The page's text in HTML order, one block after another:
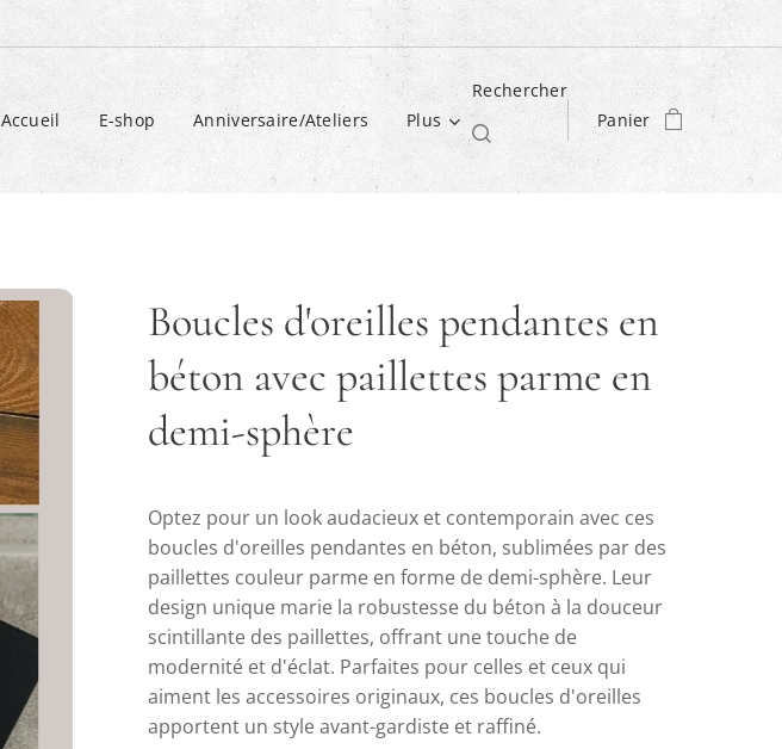
Accueil E-shop Anniversaire/Ateliers Plus
Rechercher
Panier
Boucles d'oreilles pendantes en
béton avec paillettes parme en
demi-sphère
Optez pour un look audacieux et contemporain avec ces
boucles d'oreilles pendantes en béton, sublimées par des
paillettes couleur parme en forme de demi-sphère. Leur
design unique marie la robustesse du béton à la douceur
scintillante des paillettes, offrant une touche de
modernité et d'éclat. Parfaites pour celles et ceux qui
aiment les accessoires originaux, ces boucles d'oreilles
apportent un style avant-gardiste et raffiné.